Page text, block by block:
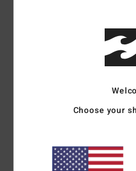
tejido de felpa de
algodón [280 g/m2]
Bolsillos canguro
Lavado previo
Choose your